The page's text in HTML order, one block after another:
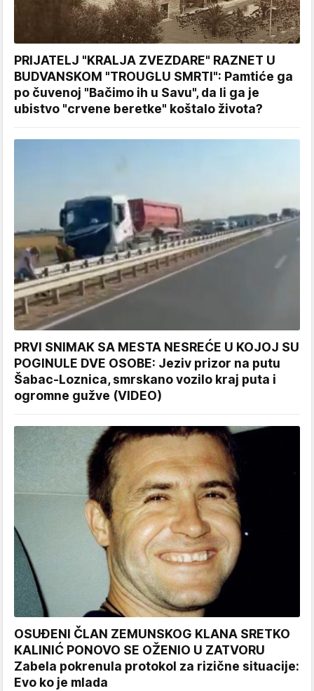
PRIJATELJ "KRALJA ZVEZDARE" RAZNET U
BUDVANSKOM "TROUGLU SMRTI": Pamtiće ga
po čuvenoj "Bačimo ih u Savu", da li ga je
ubistvo "crvene beretke" koštalo života?
PRVI SNIMAK SA MESTA NESREĆE U KOJOJ SU
POGINULE DVE OSOBE: Jeziv prizor na putu
Šabac-Loznica, smrskano vozilo kraj puta i
ogromne gužve (VIDEO)
OSUĐENI ČLAN ZEMUNSKOG KLANA SRETKO
KALINIĆ PONOVO SE OŽENIO U ZATVORU
Zabela pokrenula protokol za rizične situacije:
Evo ko je mlada